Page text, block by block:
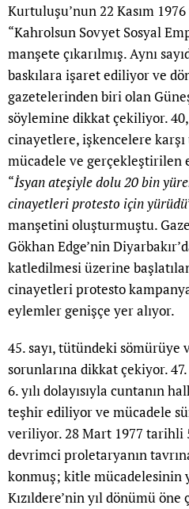
Kurtuluşu’nun 22 Kasım
“Kahrolsun Sovyet Sosyal
manşete çıkarılmış. Aynı
baskılara işaret ediliyor ve
gazetelerinden biri olan
söylemine dikkat çekiliyor. 40,
cinayetlere, işkencelere
mücadele ve gerçekleştirilen
“İsyan ateşiyle dolu 20 bin
cinayetleri protesto için yürüdü
manşetini oluşturmuştu.
Gökhan Edge’nin
katledilmesi üzerine
cinayetleri protesto
eylemler genişçe yer alıyor.
45. sayı, tütündeki
sorunlarına dikkat çekiyor. 47.
6. yılı dolayısıyla cuntanın
teşhir ediliyor ve mücadele
veriliyor. 28 Mart 1977 tarihli
devrimci proletaryanın
konmuş; kitle mücadelesinin
Kızıldere’nin yıl dönümü öne